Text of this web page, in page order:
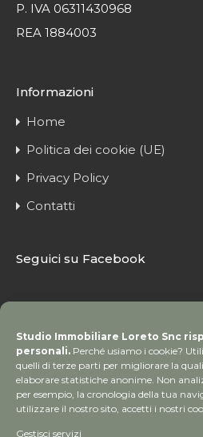
Studio Immobiliare Loreto Snc
personali. Perché usiamo i cookie?
quelli di terze parti per migliorare la
elaborare statistiche anonime. Non
per esempio, la cronologia della tua
utilizzare il nostro sito, accetti i nostri
Gestisci servizi
P. IVA 06311430968
REA 1884003
Informazioni
Home
Politica dei cookie (UE)
Privacy Policy
Contatti
Seguici su Facebook